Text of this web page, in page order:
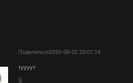
Поделиться2010-06-02 20:07:14
туууут
0